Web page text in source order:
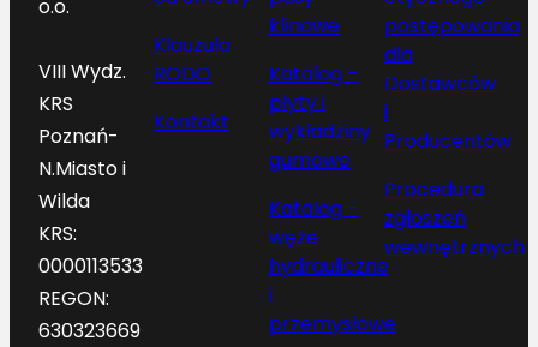
o.o.
VIII Wydz.
KRS
Poznań-
N.Miasto i
Wilda
KRS:
0000113533
REGON:
630323669
Klauzula
RODO
Kontakt
klinowe
Katalog –
płyty i
wykładziny
gumowe
Katalog –
węże
hydrauliczne
i
przemysłowe
postępowania
dla
Dostawców
i
Producentów
Procedura
zgłoszeń
wewnętrznych